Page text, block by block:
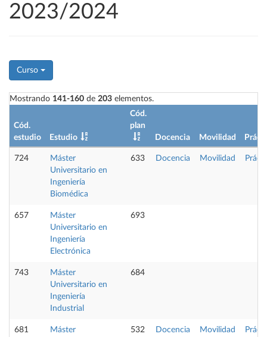
2023/2024
Curso
Mostrando 141-160 de 203 elementos.
Cód.
estudio
Estudio
Cód.
plan
Docencia
Movilidad
724
Máster
Universitario en
Ingeniería
Biomédica
633 Docencia Movilidad
657
Máster
Universitario en
Ingeniería
Electrónica
693
743
Máster
Universitario en
Ingeniería
Industrial
684
681
Máster
532 Docencia Movilidad